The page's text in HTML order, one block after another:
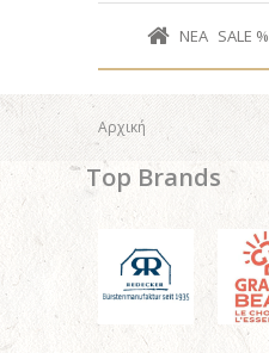
ΝΕΑ SALE %
Αρχική
Top Brands